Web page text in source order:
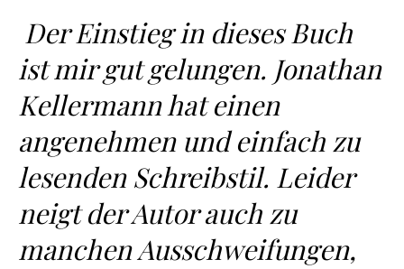
Der Einstieg in dieses Buch
ist mir gut gelungen. Jonathan
Kellermann hat einen
angenehmen und einfach zu
lesenden Schreibstil. Leider
neigt der Autor auch zu
manchen Ausschweifungen,